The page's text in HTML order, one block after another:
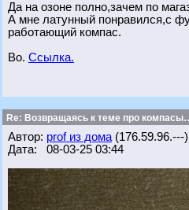
Да на озоне полно,зачем по
А мне латунный понравился,с
работающий компас.
Во. Ссылка.
Re: Возвращаясь к теме про
Автор: prof из дома (176.59.96.---)
Дата: 08-03-25 03:44